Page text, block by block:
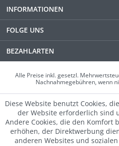
INFORMATIONEN
FOLGE UNS
BEZAHLARTEN
Alle Preise inkl. gesetzl.
Nachnahmegebühren, wenn
Diese Website benutzt Cookies,
der Website erforderlich sind
Andere Cookies, die den Komfort
erhöhen, der Direktwerbung
anderen Websites und